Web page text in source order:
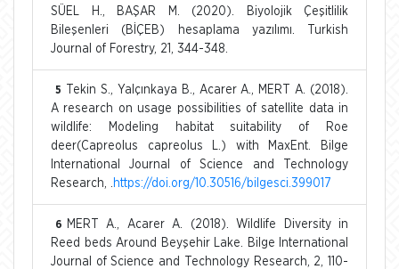
SÜEL H., BAŞAR M. (2020). Biyolojik Çeşitlilik
Bileşenleri (BİÇEB) hesaplama yazılımı. Turkish
Journal of Forestry, 21, 344-348.
5
Tekin S., Yalçınkaya B., Acarer A., MERT A. (2018).
A research on usage possibilities of satellite data in
wildlife: Modeling habitat suitability of Roe
deer(Capreolus capreolus L.) with MaxEnt. Bilge
International Journal of Science and Technology
Research, .
https://doi.org/10.30516/bilgesci.399017
6
MERT A., Acarer A. (2018). Wildlife Diversity in
Reed beds Around Beyşehir Lake. Bilge International
Journal of Science and Technology Research, 2, 110-